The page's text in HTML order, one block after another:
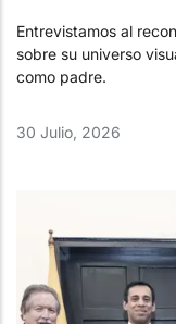
Entrevistamos al
sobre su universo
como padre.
30 Julio, 2026